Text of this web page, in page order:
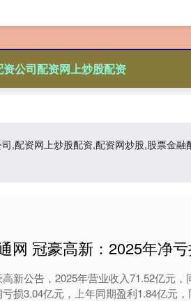
公司配资网上炒股配资
,配资网上炒股配资,配资网炒股,股票金
网 冠豪高新：2025年净
新公告，2025年营业收入71.52亿元
损3.04亿元，上年同期盈利1.84亿元